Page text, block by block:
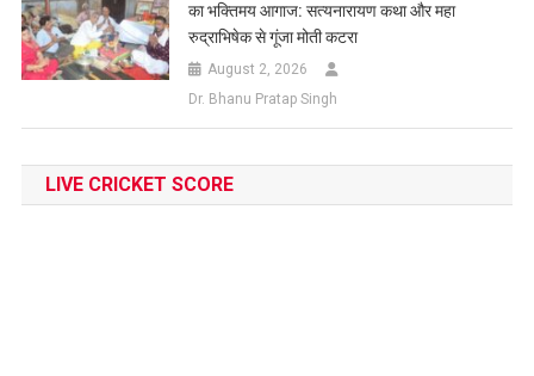
का भक्तिमय आगाज: सत्यनारायण कथा और महा
रुद्राभिषेक से गूंजा मोती कटरा
August 2, 2026
Dr. Bhanu Pratap Singh
LIVE CRICKET SCORE